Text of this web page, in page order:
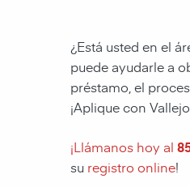
¿Está usted en el
puede ayudarle a
préstamo, el
¡Aplique con
¡Llámanos hoy al
su registro online!